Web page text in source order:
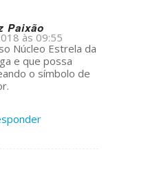
Paixão
às 09:55
Núcleo Estrela da
e que possa
o símbolo de